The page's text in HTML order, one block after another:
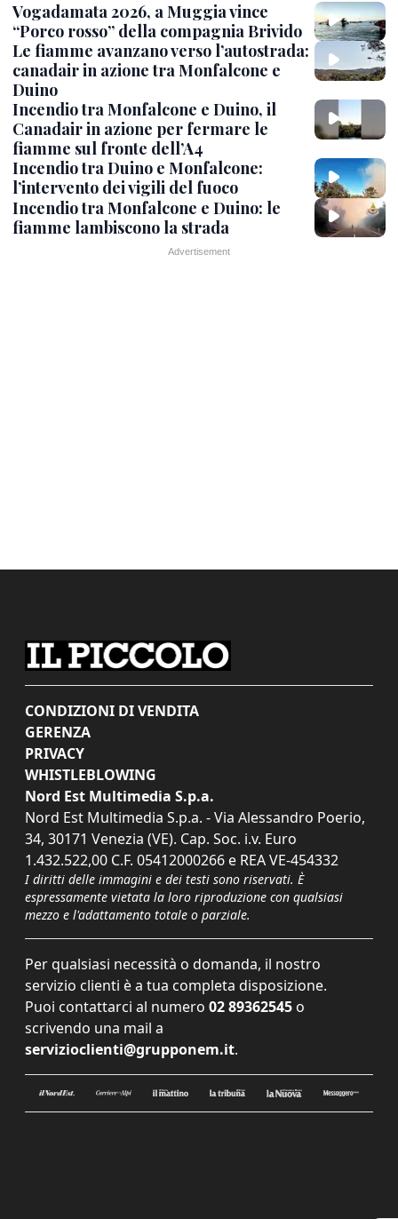
Vogadamata 2026, a Muggia vince
“Porco rosso” della compagnia Brivido
Le fiamme avanzano verso l’autostrada:
canadair in azione tra Monfalcone e
Duino
Incendio tra Monfalcone e Duino, il
Canadair in azione per fermare le
fiamme sul fronte dell’A4
Incendio tra Duino e Monfalcone:
l’intervento dei vigili del fuoco
Incendio tra Monfalcone e Duino: le
fiamme lambiscono la strada
CONDIZIONI DI VENDITA
GERENZA
PRIVACY
WHISTLEBLOWING
Nord Est Multimedia S.p.a.
Nord Est Multimedia S.p.a. - Via Alessandro Poerio,
34, 30171 Venezia (VE). Cap. Soc. i.v. Euro
1.432.522,00 C.F. 05412000266 e REA VE-454332
I diritti delle immagini e dei testi sono riservati. È
espressamente vietata la loro riproduzione con qualsiasi
mezzo e l'adattamento totale o parziale.
Per qualsiasi necessità o domanda, il nostro
servizio clienti è a tua completa disposizione.
Puoi contattarci al numero 02 89362545 o
scrivendo una mail a
servizioclienti@grupponem.it.